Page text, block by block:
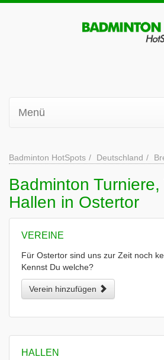
Menü
Badminton HotSpots Deutschland
Badminton
Hallen in Ostertor
VEREINE
Für Ostertor sind uns zur Zeit noch
Kennst Du welche?
Verein hinzufügen
HALLEN